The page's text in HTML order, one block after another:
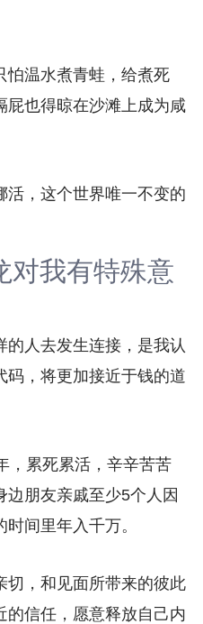
怕温水煮青蛙，给煮死
屁也得晾在沙滩上成为咸
活，这个世界唯一不变的
我有特殊意
人去发生连接，是我认
码，将更加接近于钱的道
，累死累活，辛辛苦苦
朋友亲戚至少5个人因
间里年入千万。
切，和见面所带来的彼此
的信任，愿意释放自己内